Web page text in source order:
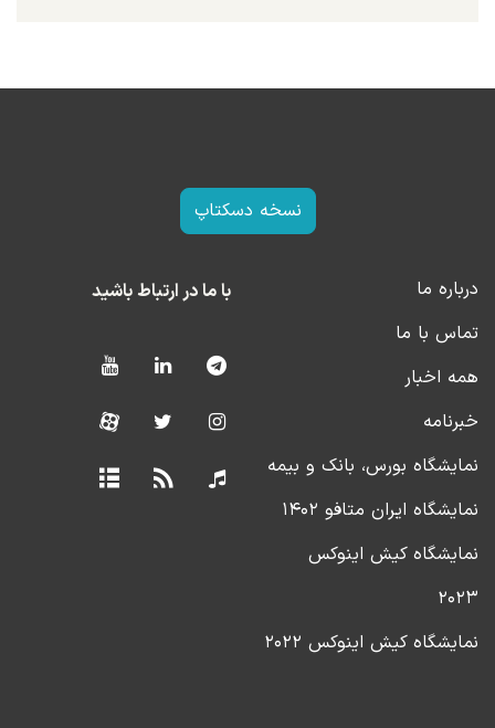
نسخه دسکتاپ
درباره ما
تماس با ما
همه اخبار
خبرنامه
نمایشگاه بورس، بانک و بیمه
نمایشگاه ایران متافو ۱۴۰۲
نمایشگاه کیش اینوکس
۲۰۲۳
نمایشگاه کیش اینوکس ۲۰۲۲
با ما در ارتباط باشید